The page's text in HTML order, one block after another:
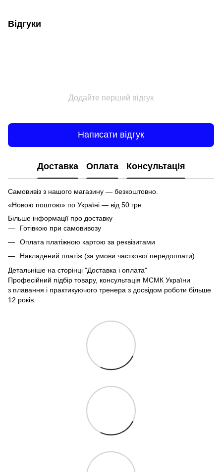
Відгуки
Додайте перший відгук
Написати відгук
Доставка Оплата Консультація
Самовивіз з нашого магазину — безкоштовно.
«Новою поштою» по Україні — від 50 грн.
Більше інформації про доставку
Готівкою при самовивозу
Оплата платіжною картою за реквізитами
Накладений платіж (за умови часткової передоплати)
Детальніше на сторінці "Доставка і оплата"
Професійний підбір товару, консультація МСМК України
з плавання і практикуючого тренера з досвідом роботи більше
12 років.